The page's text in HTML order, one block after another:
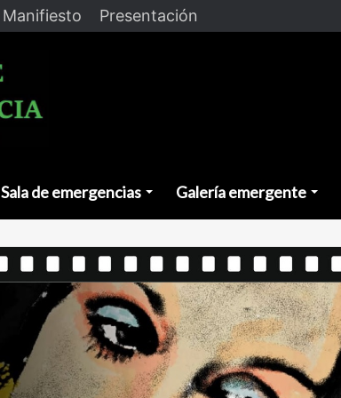
Manifiesto Presentación
Sala de emergencias Galería emergente